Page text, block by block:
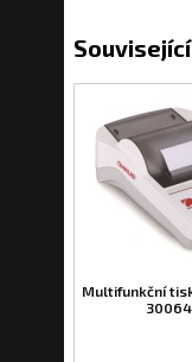
Multifunkční